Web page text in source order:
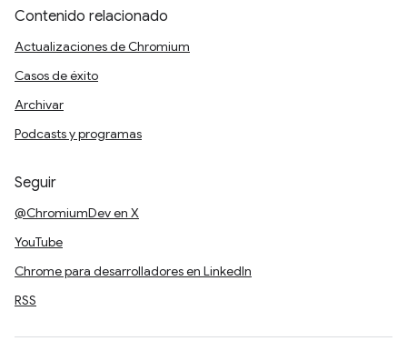
Contenido relacionado
Actualizaciones de Chromium
Casos de éxito
Archivar
Podcasts y programas
Seguir
@ChromiumDev en X
YouTube
Chrome para desarrolladores en LinkedIn
RSS